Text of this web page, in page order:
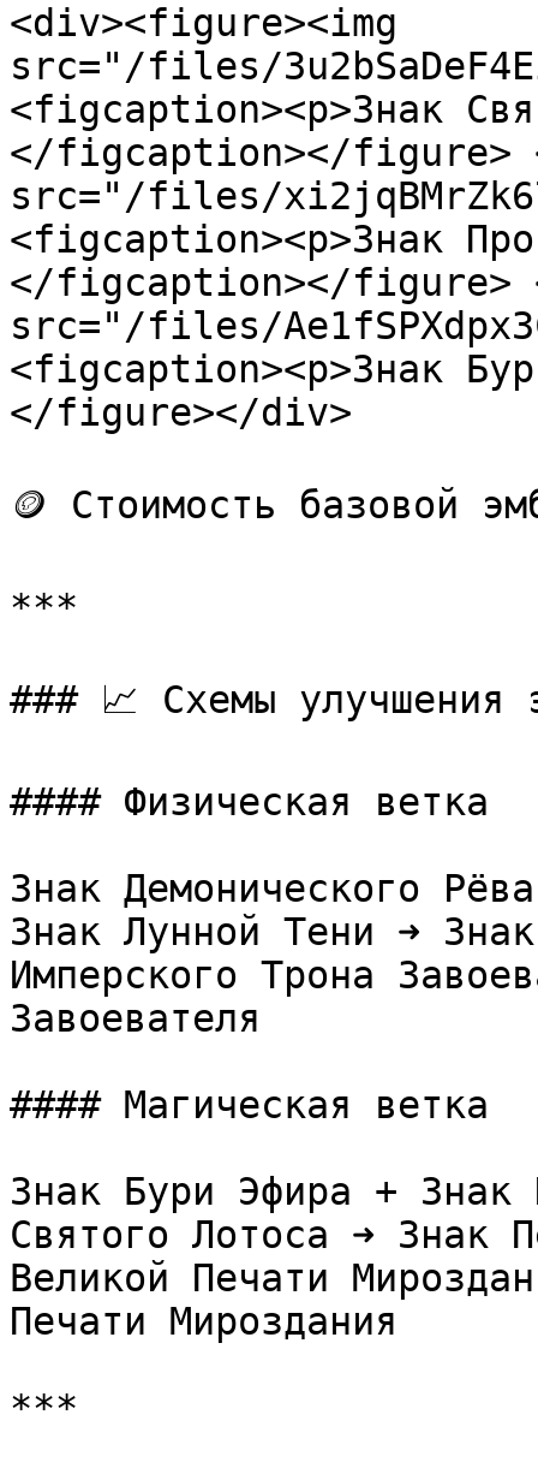
<div><figure><img
src="/files/
<figcaption><p>Знак
</figcaption></figure>
src="/files/
<figcaption><p>Знак
</figcaption></figure>
src="/files/
<figcaption><p>Знак
</figure></div>
🪙 Стоимость базовой
***
### 📈 Схемы улучшения
#### Физическая ветка
Знак Демонического
Знак Лунной Тени ➜
Имперского Трона
Завоевателя
#### Магическая ветка
Знак Бури Эфира + Знак
Святого Лотоса ➜ Знак
Великой Печати
Печати Мироздания
***